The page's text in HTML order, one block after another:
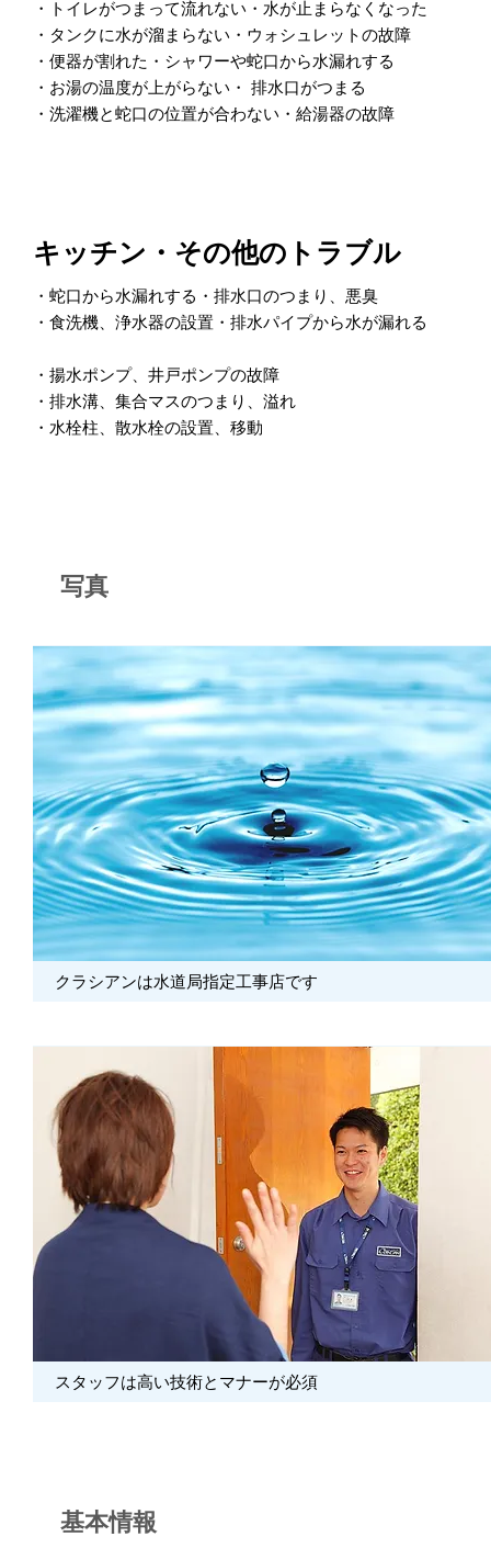
・トイレがつまって流れない・水が止まらなくなった
・タンクに水が溜まらない・ウォシュレットの故障
・便器が割れた・シャワーや蛇口から水漏れする
・お湯の温度が上がらない・ 排水口がつまる
・洗濯機と蛇口の位置が合わない・給湯器の故障
キッチン・その他のトラブル
・蛇口から水漏れする・排水口のつまり、悪臭
・食洗機、浄水器の設置・排水パイプから水が漏れる
・揚水ポンプ、井戸ポンプの故障
・排水溝、集合マスのつまり、溢れ
・水栓柱、散水栓の設置、移動
写真
クラシアンは水道局指定工事店です
スタッフは高い技術とマナーが必須
基本情報